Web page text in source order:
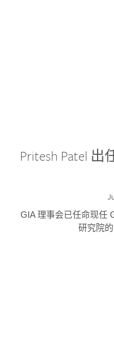
Pritesh Patel
GIA 理事会已任命现任
研究院